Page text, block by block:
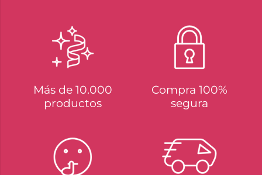
Más de 10.000
productos
Compra 100%
segura